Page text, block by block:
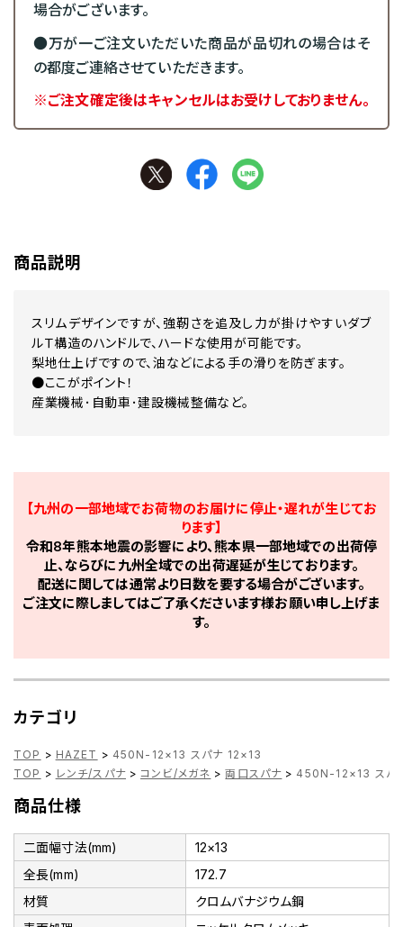
場合がございます。
●万が一ご注文いただいた商品が品切れの場合はそ
の都度ご連絡させていただきます。
※ご注文確定後はキャンセルはお受けしておりません。
商品説明
スリムデザインですが、強靭さを追及し力が掛けやすいダブ
ルＴ構造のハンドルで、ハードな使用が可能です。
梨地仕上げですので、油などによる手の滑りを防ぎます。
●ここがポイント！
産業機械･自動車･建設機械整備など。
【九州の一部地域でお荷物のお届けに停止・遅れが生じてお
ります】
令和8年熊本地震の影響により、熊本県一部地域での出荷停
止、ならびに九州全域での出荷遅延が生じております。
配送に関しては通常より日数を要する場合がございます。
ご注文に際しましてはご了承くださいます様お願い申し上げま
す。
カテゴリ
TOP > HAZET > 450N-12×13 スパナ 12×13
TOP > レンチ/スパナ > コンビ/メガネ > 両口スパナ > 450N-12×13 スパ
商品仕様
二面幅寸法(mm)
12×13
全長(mm)
172.7
材質
クロムバナジウム鋼